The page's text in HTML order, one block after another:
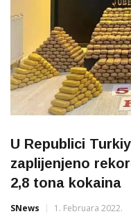
U Republici
zaplijenjeno
2,8 tona kokaina
SNews 1. Februara 2022.